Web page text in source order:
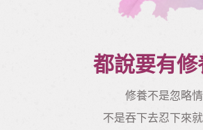
都說要有
修養不是忽略
不是吞下去忍下來